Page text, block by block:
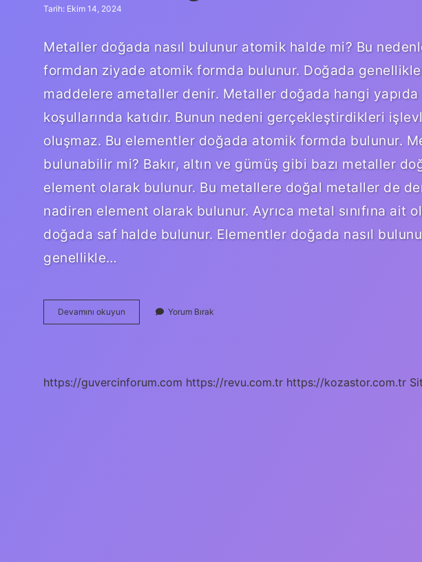
Tarih: Ekim 14, 2024
Metaller doğada nasıl bulunur atomik halde mi? Bu
formdan ziyade atomik formda bulunur. Doğada
maddelere ametaller denir. Metaller doğada hangi
koşullarında katıdır. Bunun nedeni gerçekleştirdikleri
oluşmaz. Bu elementler doğada atomik formda bulunur.
bulunabilir mi? Bakır, altın ve gümüş gibi bazı metaller
element olarak bulunur. Bu metallere doğal metaller de
nadiren element olarak bulunur. Ayrıca metal sınıfına ait
doğada saf halde bulunur. Elementler doğada nasıl
genellikle…
Devamını okuyun Metaller
Doğada
Yorum Bırak
https://guvercinforum.com https://revu.com.tr https://kozastor.com.tr